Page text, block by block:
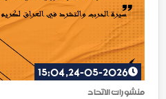
منشورات الاتحاد
24-05-2026, 15:04